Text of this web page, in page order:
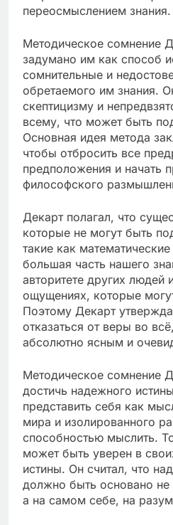
переосмыслением знания.
Методическое сомнение
задумано им как способ
сомнительные и
обретаемого им знания.
скептицизму и
всему, что может быть
Основная идея метода
чтобы отбросить все
предположения и начать
философского
Декарт полагал, что
которые не могут быть
такие как
большая часть нашего
авторитете других людей
ощущениях, которые
Поэтому Декарт
отказаться от веры во
абсолютно ясным и
Методическое сомнение
достичь надежного
представить себя как
мира и изолированного
способностью мыслить.
может быть уверен в
истины. Он считал, что
должно быть основано не
а на самом себе, на